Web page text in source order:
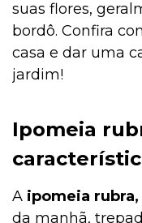
suas flores,
bordô. Confira
casa e dar uma
jardim!
Ipomeia
A ipomeia rubra,
da manhã,